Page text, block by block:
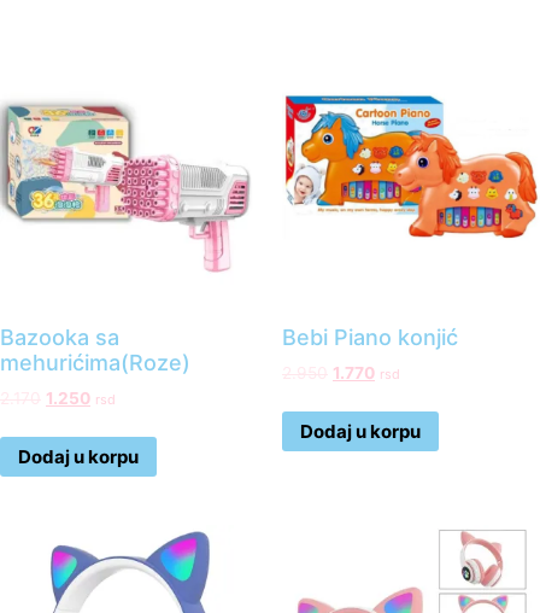
Bazooka sa
mehurićima(Roze)
1.250 rsd
Dodaj u korpu
Bebi Piano konjić
1.770 rsd
Dodaj u korpu